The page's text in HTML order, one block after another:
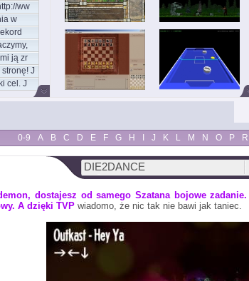
ww
w
ją zr
stronę! J
cel. J
0-9 A B C D E F G H J K L M N O P R
DIE2DANCE
dostajesz od samego Szatana bojowe
A dzięki TVP wiadomo, że nic tak nie bawi jak taniec.